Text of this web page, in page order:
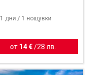
1 дни / 1 нощувки
от 14 €/28 лв.